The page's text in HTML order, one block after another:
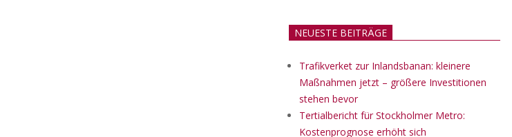
NEUESTE BEITRÄGE
Trafikverket zur Inlandsbanan: kleinere
Maßnahmen jetzt – größere Investitionen
stehen bevor
Tertialbericht für Stockholmer Metro:
Kostenprognose erhöht sich